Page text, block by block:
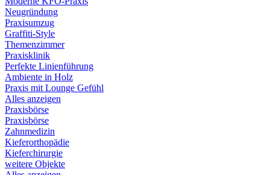
Neugründung
Praxisumzug
Graffiti-Style
Themenzimmer
Praxisklinik
Perfekte Linienführung
Ambiente in Holz
Praxis mit Lounge Gefühl
Alles anzeigen
Praxisbörse
Praxisbörse
Zahnmedizin
Kieferorthopädie
Kieferchirurgie
weitere Objekte